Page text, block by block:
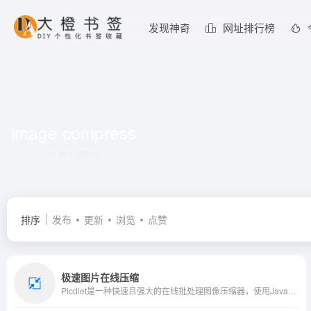
发现神奇 网址排行榜
排序 发布 更新 浏览 点赞
极速图片在线压缩